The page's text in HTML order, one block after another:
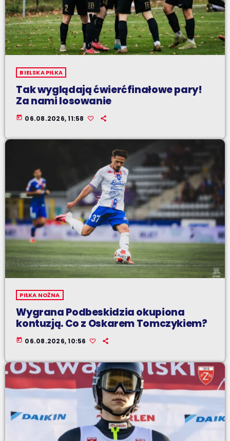
BIELSKA PIŁKA
Tak wyglądają ćwierćfinałowe pary!
Za nami losowanie
today 06.08.2026, 11:58
PIŁKA NOŻNA
Wygrana Podbeskidzia okupiona
kontuzją. Co z Oskarem Tomczykiem?
today 06.08.2026, 10:56